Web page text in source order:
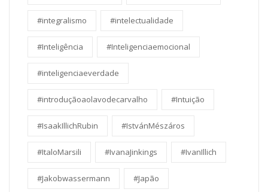
#integralismo #intelectualidade
#Inteligência #Inteligenciaemocional
#inteligenciaeverdade
#introduçãoaolavodecarvalho #Intuição
#IsaakIllichRubin #IstvánMészáros
#ItaloMarsili #IvanaJinkings #IvanIllich
#Jakobwassermann #Japão